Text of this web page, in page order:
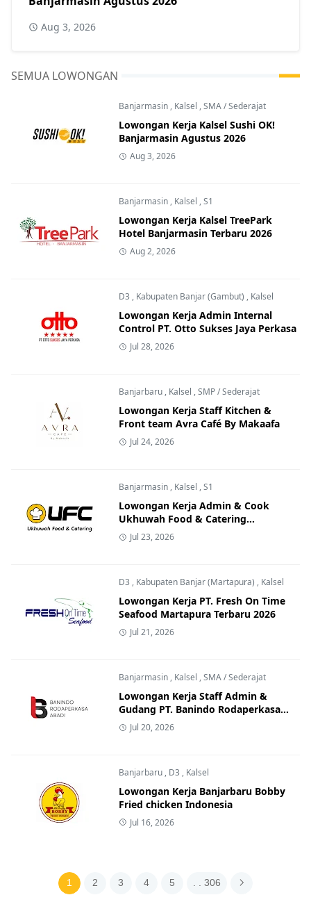
Aug 3, 2026
SEMUA LOWONGAN
Banjarmasin, Kalsel ,SMA / Sederajat
Lowongan Kerja Kalsel Sushi OK!
Banjarmasin Agustus 2026
Aug 3, 2026
Banjarmasin, Kalsel ,S1
Lowongan Kerja Kalsel TreePark
Hotel Banjarmasin Terbaru 2026
Aug 2, 2026
D3 , Kabupaten Banjar (Gambut) , Kalsel
Lowongan Kerja Admin Internal
Control PT. Otto Sukses Jaya Perkasa
Jul 28, 2026
Banjarbaru, Kalsel ,SMP / Sederajat
Lowongan Kerja Staff Kitchen &
Front team Avra Café By Makaafa
Jul 24, 2026
Banjarmasin, Kalsel ,S1
Lowongan Kerja Admin & Cook
Ukhuwah Food & Catering
Banjarmasin
Jul 23, 2026
D3 , Kabupaten Banjar (Martapura) , Kalsel
Lowongan Kerja PT. Fresh On Time
Seafood Martapura Terbaru 2026
Jul 21, 2026
Banjarmasin, Kalsel ,SMA / Sederajat
Lowongan Kerja Staff Admin &
Gudang PT. Banindo Rodaperkasa
Abadi
Jul 20, 2026
Banjarbaru, D3 , Kalsel
Lowongan Kerja Banjarbaru Bobby
Fried chicken Indonesia
Jul 16, 2026
1 2 3 4 5 . . 306